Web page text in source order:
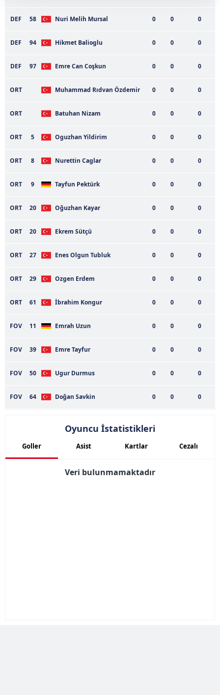
takdirde, kullanıcılara hedefli reklamlar
Sitemizde kendimize ve üçüncü kişilere ait çerezler
verileriniz işlenmekte olup gerekli olan çerezler bilgi
kullanılmaktadır. Diğer çerezler, sitemizin daha işlevsel
reklam/pazarlama faaliyetlerinin yapılması, amaçlarıyla
vasıtasıyla belirleyebilirsiniz. Çerezlere ilişkin detaylı bilgi
Metnimiziziyaret edebilirsiniz.
6698 sayılı Kişisel Verilerin Korunması Kanunu uyarınca
ilgili mevzuata uygun olarak kullanılan çerezlerle ilgili bilgi
DEF 58 Nuri Melih Mursal 0 0 0
DEF 94 Hikmet Balioglu 0 0 0
DEF 97 Emre Can Coşkun 0 0 0
ORT Muhammad Rıdvan Özdemir 0 0 0
ORT Batuhan Nizam 0 0 0
ORT 5 Oguzhan Yildirim 0 0 0
ORT 8 Nurettin Caglar 0 0 0
ORT 9 Tayfun Pektürk 0 0 0
ORT 20 Oğuzhan Kayar 0 0 0
ORT 20 Ekrem Sütçü 0 0 0
ORT 27 Enes Olgun Tubluk 0 0 0
ORT 29 Ozgen Erdem 0 0 0
ORT 61 İbrahim Kongur 0 0 0
FOV 11 Emrah Uzun 0 0 0
FOV 39 Emre Tayfur 0 0 0
FOV 50 Ugur Durmus 0 0 0
FOV 64 Doğan Savkin 0 0 0
Oyuncu İstatistikleri
Goller Asist Kartlar Cezalı
Veri bulunmamaktadır